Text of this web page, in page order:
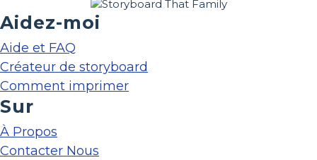
Aidez-moi
Aide et FAQ
Créateur de storyboard
Comment imprimer
Sur
À Propos
Contacter Nous